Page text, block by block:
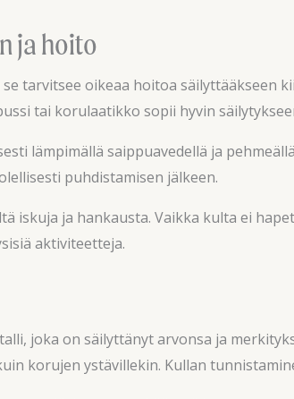
ja hoito
tarvitsee oikeaa hoitoa
tai korulaatikko sopii hyvin
lämpimällä saippuavedellä ja
puhdistamisen jälkeen.
iskuja ja hankausta. Vaikka kulta ei
aktiviteetteja.
joka on säilyttänyt arvonsa ja
korujen ystävillekin. Kullan